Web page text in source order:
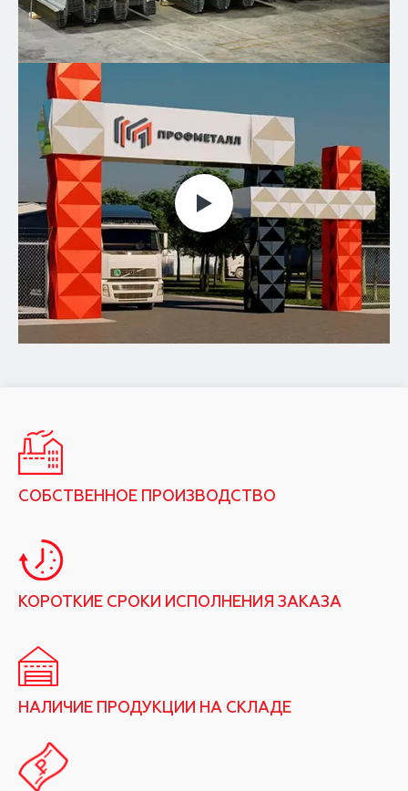
СОБСТВЕННОЕ ПРОИЗВОДСТВО
КОРОТКИЕ СРОКИ ИСПОЛНЕНИЯ ЗАКАЗА
НАЛИЧИЕ ПРОДУКЦИИ НА СКЛАДЕ